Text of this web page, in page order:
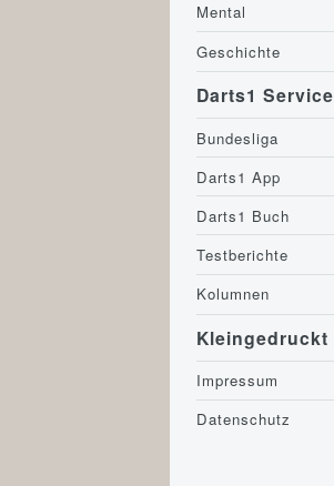
Mental
Geschichte
Darts1 Service
Bundesliga
Darts1 App
Darts1 Buch
Testberichte
Kolumnen
Kleingedruckt
Impressum
Datenschutz